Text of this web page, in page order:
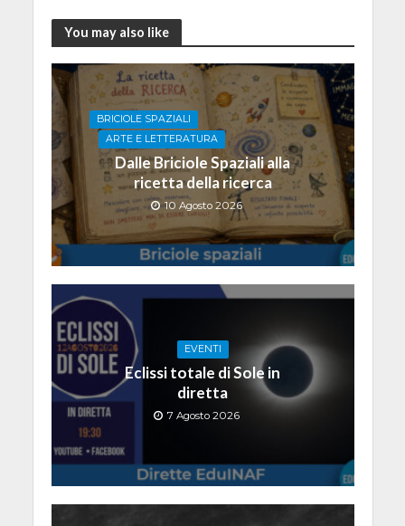
You may also like
BRICIOLE SPAZIALI
ARTE E LETTERATURA
Dalle Briciole Spaziali alla
ricetta della ricerca
10 Agosto 2026
EVENTI
Eclissi totale di Sole in
diretta
7 Agosto 2026